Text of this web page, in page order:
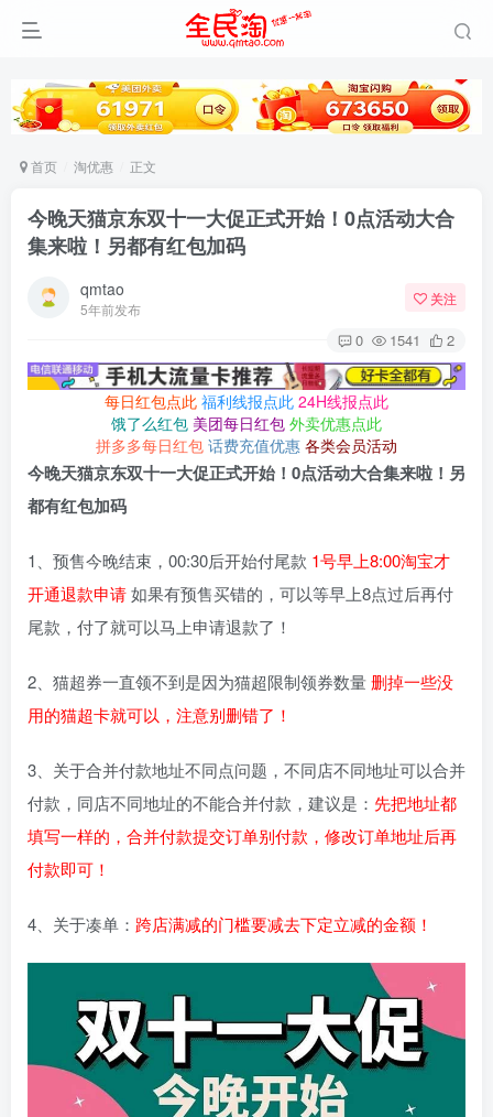
首页 淘优惠 正文
今晚天猫京东双十一大促正式开始！0点活动大合
集来啦！另都有红包加码
qmtao
5年前发布
关注
0 1541 2
每日红包点此 福利线报点此 24H线报点此
饿了么红包 美团每日红包 外卖优惠点此
拼多多每日红包 话费充值优惠 各类会员活动
今晚天猫京东双十一大促正式开始！0点活动大合集来啦！另
都有红包加码
1、预售今晚结束，00:30后开始付尾款 1号早上8:00淘宝才
开通退款申请如果有预售买错的，可以等早上8点过后再付
尾款，付了就可以马上申请退款了！
2、猫超券一直领不到是因为猫超限制领券数量删掉一些没
用的猫超卡就可以，注意别删错了！
3、关于合并付款地址不同点问题，不同店不同地址可以合并
付款，同店不同地址的不能合并付款，建议是： 先把地址都
填写一样的，合并付款提交订单别付款，修改订单地址后再
付款即可！
4、关于凑单： 跨店满减的门槛要减去下定立减的金额！